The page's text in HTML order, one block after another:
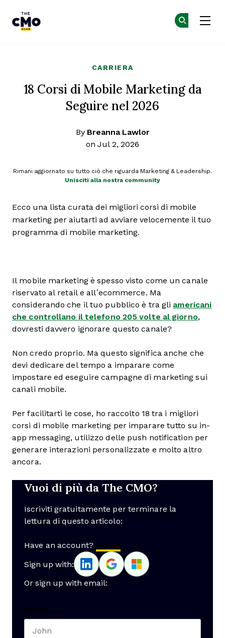
CARRIERA
18 Corsi di Mobile Marketing da
Seguire nel 2026
By Breanna Lawlor
on Jul 2, 2026
Rimani aggiornato su tutto ciò che riguarda Marketing & Leadership.
Unisciti alla nostra community
Ecco una lista curata dei migliori corsi di mobile
marketing per aiutarti ad avviare velocemente il tuo
programma di mobile marketing.
Il mobile marketing è spesso visto come un canale
riservato al retail e all’ecommerce. Ma
considerando che il tuo pubblico è tra gli americani
che controllano il telefono 205 volte al giorno,
dovresti davvero ignorare questo canale?
Non credo proprio. Ma questo significa anche che
devi dedicare del tempo a imparare come
impostare ed eseguire campagne di marketing sui
canali mobile.
Per facilitarti le cose, ho raccolto 18 tra i migliori
corsi di mobile marketing per imparare tutto su in-
app messaging, utilizzo delle push notification per
generare interazioni personalizzate e molto altro
ancora.
Vuoi di più da The CMO?
Iscriviti gratuitamente per terminare la
lettura di questo articolo:
Have an account? Log In
Sign up with:
Or sign up with email:
Name *